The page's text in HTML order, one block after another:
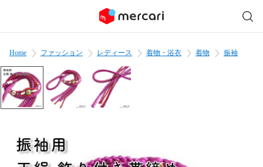
Home ファッション レディース 着物・浴衣 着物 振袖